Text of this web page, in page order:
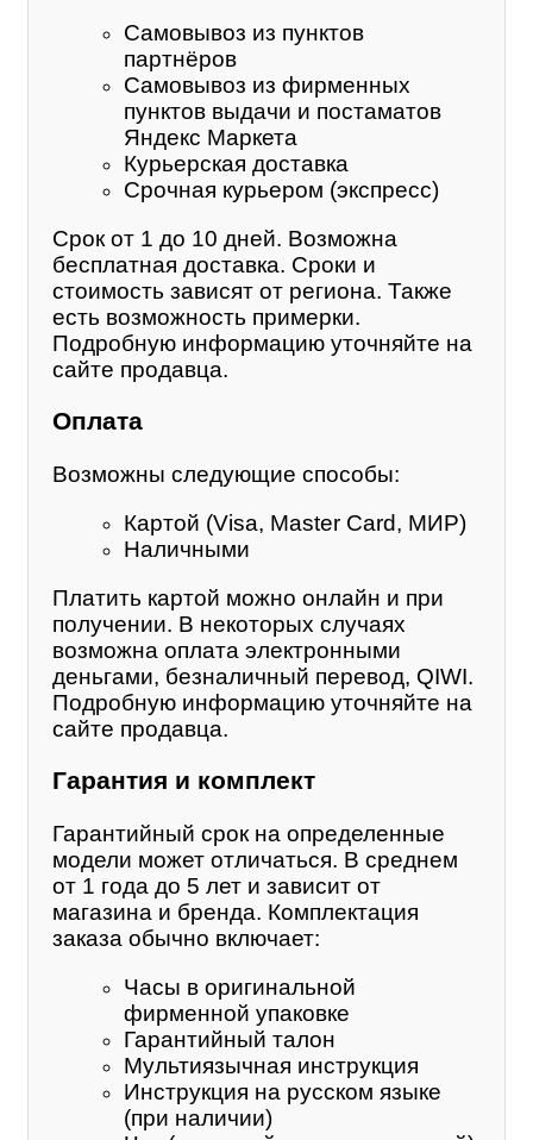
Самовывоз из пунктов
партнёров
Самовывоз из фирменных
пунктов выдачи и постаматов
Яндекс Маркета
Курьерская доставка
Срочная курьером (экспресс)
Срок от 1 до 10 дней. Возможна
бесплатная доставка. Сроки и
стоимость зависят от региона. Также
есть возможность примерки.
Подробную информацию уточняйте на
сайте продавца.
Оплата
Возможны следующие способы:
Картой (Visa, Master Card, МИР)
Наличными
Платить картой можно онлайн и при
получении. В некоторых случаях
возможна оплата электронными
деньгами, безналичный перевод, QIWI.
Подробную информацию уточняйте на
сайте продавца.
Гарантия и комплект
Гарантийный срок на определенные
модели может отличаться. В среднем
от 1 года до 5 лет и зависит от
магазина и бренда. Комплектация
заказа обычно включает:
Часы в оригинальной
фирменной упаковке
Гарантийный талон
Мультиязычная инструкция
Инструкция на русском языке
(при наличии)